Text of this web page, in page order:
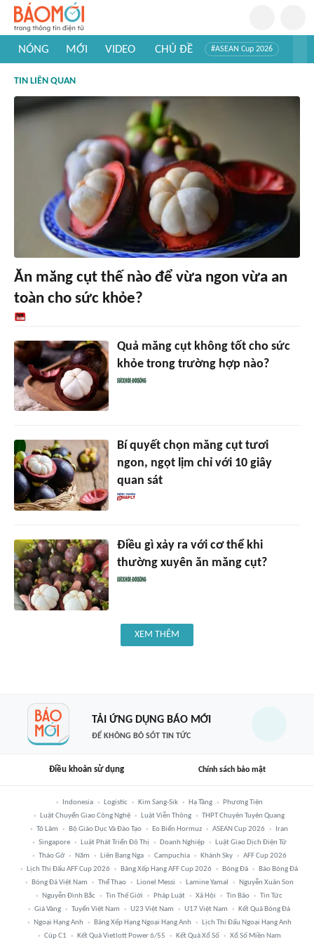
NÓNG MỚI VIDEO CHỦ ĐỀ #ASEAN Cup 2026
#Khám phá thế giới
TIN LIÊN QUAN
Ăn măng cụt thế nào để vừa ngon vừa an
toàn cho sức khỏe?
Quả măng cụt không tốt cho sức
khỏe trong trường hợp nào?
Bí quyết chọn măng cụt tươi
ngon, ngọt lịm chỉ với 10 giây
quan sát
Điều gì xảy ra với cơ thể khi
thường xuyên ăn măng cụt?
XEM THÊM
TẢI ỨNG DỤNG BÁO MỚI
ĐỂ KHÔNG BỎ SÓT TIN TỨC
Điều khoản sử dụng Chính sách bảo mật
Indonesia Logistic Kim Sang-Sik Hạ Tầng
Phương Tiện
Luật Chuyển Giao Công Nghệ
Luật Viễn Thông
THPT Chuyên Tuyên Quang
Tô Lâm
Bộ Giáo Dục Và Đào Tạo Eo Biển Hormuz ASEAN Cup 2026
Iran
Singapore
Luật Phát Triển Đô Thị Doanh Nghiệp
Luật Giao Dịch Điện Tử
Tháo Gỡ
Năm Liên Bang Nga Campuchia Khánh Sky
AFF Cup 2026
Lịch Thi Đấu AFF Cup 2026
Bảng Xếp Hạng AFF Cup 2026 Bóng Đá
Báo Bóng Đá
Bóng Đá Việt Nam
Thể Thao Lionel Messi Lamine Yamal
Nguyễn Xuân Son
Nguyễn Đình Bắc
Tin Thế Giới Pháp Luật Xã Hội Tin Bão
Tin Tức
Giá Vàng
Tuyển Việt Nam U23 Việt Nam U17 Việt Nam
Kết Quả Bóng Đá
Ngoại Hạng Anh
Bảng Xếp Hạng Ngoại Hạng Anh
Lịch Thi Đấu Ngoại Hạng Anh
Cúp C1
Kết Quả Vietlott Power 6/55 Kết Quả Xổ Số Xổ Số Miền Nam